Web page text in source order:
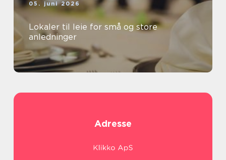
05. juni 2026
Lokaler til leie for små og store
anledninger
Adresse